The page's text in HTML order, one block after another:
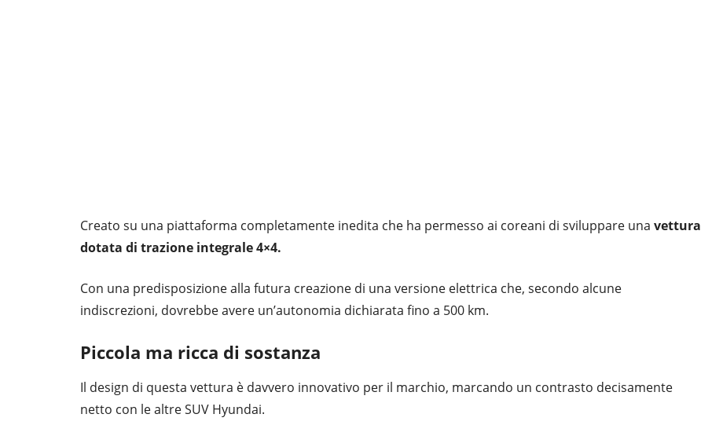
Creato su una piattaforma completamente inedita che ha permesso ai coreani di sviluppare una vettura
dotata di trazione integrale 4×4.
Con una predisposizione alla futura creazione di una versione elettrica che, secondo alcune
indiscrezioni, dovrebbe avere un’autonomia dichiarata fino a 500 km.
Piccola ma ricca di sostanza
Il design di questa vettura è davvero innovativo per il marchio, marcando un contrasto decisamente
netto con le altre SUV Hyundai.